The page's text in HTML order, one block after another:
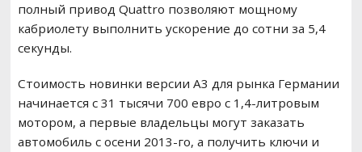
полный привод Quattro позволяют мощному
кабриолету выполнить ускорение до сотни за 5,4
секунды.
Стоимость новинки версии A3 для рынка Германии
начинается с 31 тысячи 700 евро с 1,4-литровым
мотором, а первые владельцы могут заказать
автомобиль с осени 2013-го, а получить ключи и